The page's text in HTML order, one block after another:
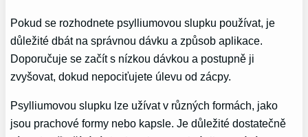
Pokud se rozhodnete psylliumovou slupku používat, je
důležité dbát na správnou dávku a způsob aplikace.
Doporučuje se začít s nízkou dávkou a postupně ji
zvyšovat, dokud nepociťujete úlevu od zácpy.
Psylliumovou slupku lze užívat v různých formách, jako
jsou prachové formy nebo kapsle. Je důležité dostatečně